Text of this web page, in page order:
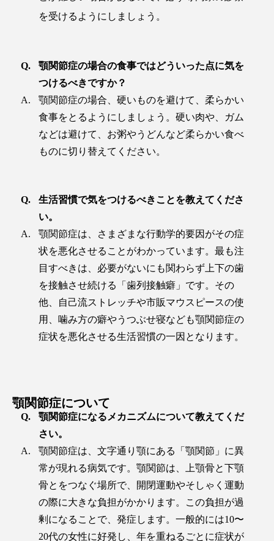
を受けるようにしましょう。
顎関節症の場合の食事ではどういった点に気を
つけるべきですか？
顎関節症の場合、硬いものを避けて、柔らかい
食事をとるようにしましょう。硬い肉や、ガム
などは避けて、お粥やうどんなど柔らかい食べ
ものに切り替えてください。
生活習慣で気をつけるべきことを教えてくださ
い。
顎関節症は、さまざまな行動学的要因がその症
状を悪化させることがわかっています。最も注
目すべきは、必要がないにも関わらず上下の歯
を接触させ続ける「歯列接触癖」です。その
他、自己流ストレッチや市販マウスピースの使
用、噛み方の癖やうつぶせ寝なども顎関節症の
症状を悪化させる生活習慣の一因となります。
顎関節症について
顎関節症になるメカニズムについて教えてくだ
さい。
顎関節症は、文字通り顎にある「顎関節」に異
常が現れる病気です。顎関節は、上顎骨と下顎
骨とをつなぐ場所で、開閉運動やそしゃく運動
の際に大きな負担がかかります。この負担が過
剰になることで、発症します。一般的には10〜
20代の女性に好発し、年を重ねるごとに症状が